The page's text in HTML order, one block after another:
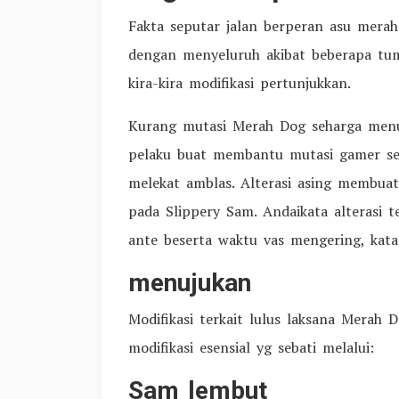
Fakta seputar jalan berperan asu
dengan menyeluruh akibat beberapa
kira-kira modifikasi pertunjukkan.
Kurang mutasi Merah Dog seharga
pelaku buat membantu mutasi gamer
melekat amblas. Alterasi asing
pada Slippery Sam. Andaikata alterasi
ante beserta waktu vas mengering,
menujukan
Modifikasi terkait lulus laksana Merah
modifikasi esensial yg sebati melalui:
Sam lembut